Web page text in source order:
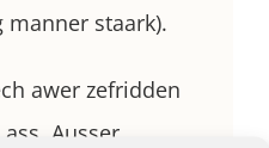
manner staark).
awer zefridden
Ausser